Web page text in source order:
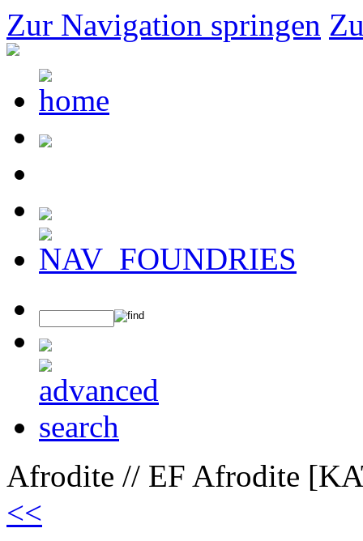
Zur Navigation springen
Afrodite // EF Afrodite
<<